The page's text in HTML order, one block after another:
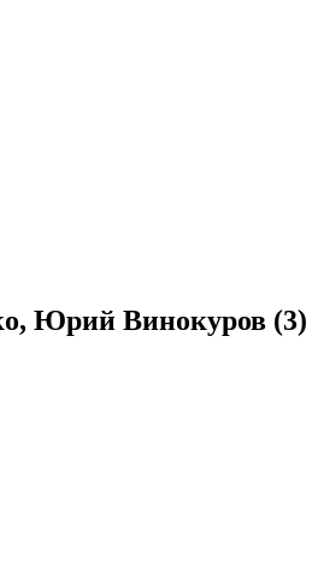
Юрий Винокуров (3)